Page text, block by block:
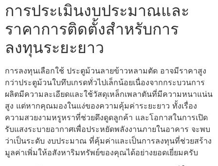
การประเมินงบประมาณและ
ราคาการติดตั้งสำหรับการ
ลงทุนระยะยาว
การลงทุนเลือกใช้ ประตูม้วนลายข้าวหลามตัด อาจมีราคาสูง
กว่าประตูม้วนใบทึบเกรดทั่วไปเล็กน้อยเนื่องจากกระบวนการ
ผลิตมีความละเอียดและใช้วัสดุเหล็กเพลาตันที่มีความหนาแน่น
สูง แต่หากคุณมองในแง่ของความคุ้มค่าระยะยาว ทั้งเรื่อง
ความสวยงามหรูหราที่ช่วยดึงดูดลูกค้า และโอกาสในการเปิด
รับแสงระบายอากาศเพื่อประหยัดพลังงานภายในอาคาร จะพบ
ว่าเป็นระดับ งบประมาณ ที่คุ้มค่าและเป็นการลงทุนที่ช่วยสร้าง
มูลค่าเพิ่มให้อสังหาริมทรัพย์ของคุณได้อย่างยอดเยี่ยมครับ